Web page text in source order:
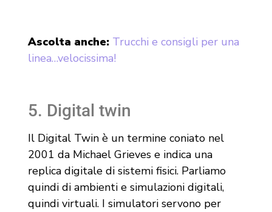
Ascolta anche: Trucchi e consigli per una
linea…velocissima!
5. Digital twin
Il Digital Twin è un termine coniato nel
2001 da Michael Grieves e indica una
replica digitale di sistemi fisici. Parliamo
quindi di ambienti e simulazioni digitali,
quindi virtuali. I simulatori servono per